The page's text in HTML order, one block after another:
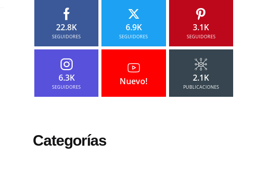
22.8K
SEGUIDORES
6.9K
SEGUIDORES
3.1K
SEGUIDORES
6.3K
SEGUIDORES
Nuevo! 2.1K
PUBLICACIONES
Categorías